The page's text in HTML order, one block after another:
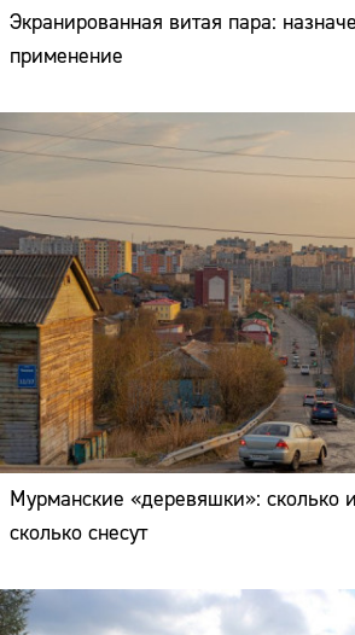
Экранированная витая пара:
применение
Мурманские «деревяшки»: сколько
сколько снесут